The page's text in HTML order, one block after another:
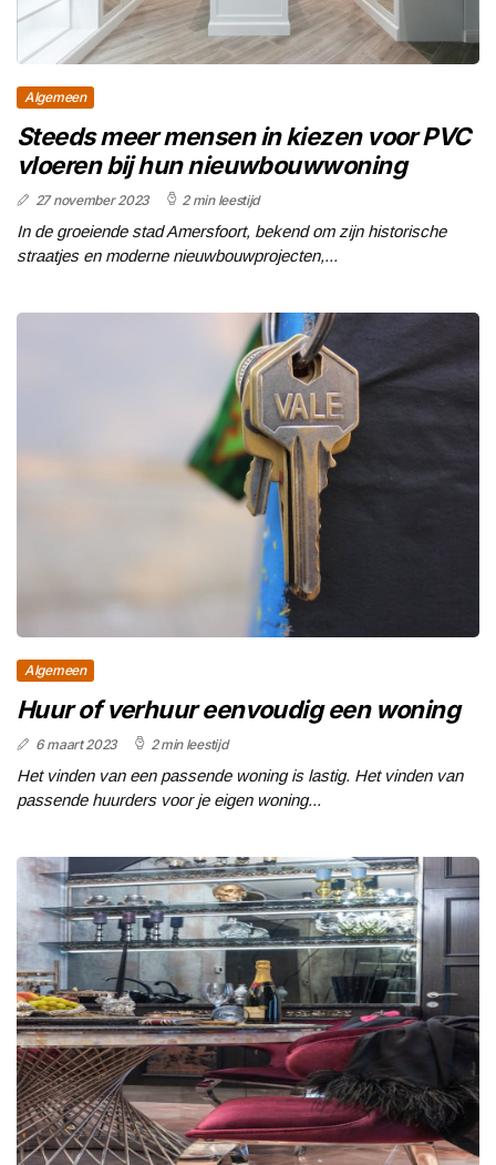
Algemeen
Steeds meer mensen in kiezen voor PVC
vloeren bij hun nieuwbouwwoning
27 november 2023 2 min leestijd
In de groeiende stad Amersfoort, bekend om zijn historische
straatjes en moderne nieuwbouwprojecten,...
Algemeen
Huur of verhuur eenvoudig een woning
6 maart 2023 2 min leestijd
Het vinden van een passende woning is lastig. Het vinden van
passende huurders voor je eigen woning...